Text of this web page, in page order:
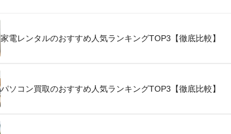
家電レンタルのおすすめ人気ランキングTOP3【徹底比較】
パソコン買取のおすすめ人気ランキングTOP3【徹底比較】